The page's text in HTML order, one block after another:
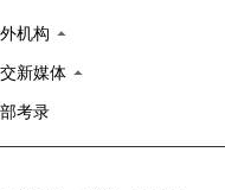
机构
新媒体
考录